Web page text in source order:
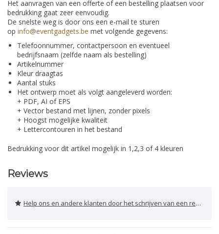
Het aanvragen van een offerte of een bestelling plaatsen voor
bedrukking gaat zeer eenvoudig.
De snelste weg is door ons een e-mail te sturen
op info@eventgadgets.be met volgende gegevens:
Telefoonnummer, contactpersoon en eventueel
bedrijfsnaam (zelfde naam als bestelling)
Artikelnummer
Kleur draagtas
Aantal stuks
Het ontwerp moet als volgt aangeleverd worden:
+ PDF, AI of EPS
+ Vector bestand met lijnen, zonder pixels
+ Hoogst mogelijke kwaliteit
+ Lettercontouren in het bestand
Bedrukking voor dit artikel mogelijk in 1,2,3 of 4 kleuren
Reviews
Help ons en andere klanten door het schrijven van een review